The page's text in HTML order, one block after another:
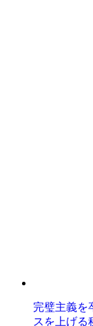
完璧主義を
スを上げる